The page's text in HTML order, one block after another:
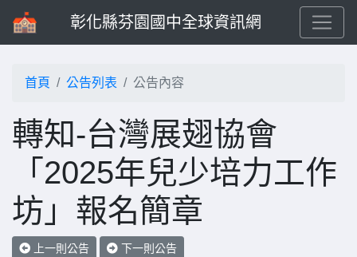
彰化縣芬園國中全球資訊網
首頁 公告列表 公告內容
轉知-台灣展翅協會
「2025年兒少培力工作
坊」報名簡章
上一則公告 下一則公告